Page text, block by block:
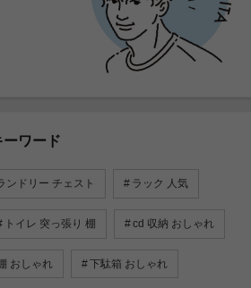
ワード
ンドリー チェスト ラック 人気
トイレ 突っ張り 棚 cd 収納 おしゃれ
おしゃれ 下駄箱 おしゃれ